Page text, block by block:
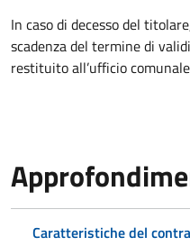
In caso di decesso del
scadenza del termine di
restituito all’ufficio
Caratteristiche del